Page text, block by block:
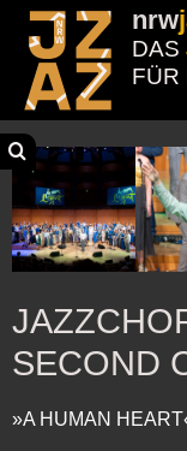
nrw
DAS
FÜR
SECOND
»A HUMAN